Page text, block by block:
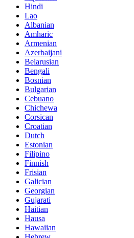
Hindi
Lao
Albanian
Amharic
Armenian
Azerbaijani
Belarusian
Bengali
Bosnian
Bulgarian
Cebuano
Chichewa
Corsican
Croatian
Dutch
Estonian
Filipino
Finnish
Frisian
Galician
Georgian
Gujarati
Haitian
Hausa
Hawaiian